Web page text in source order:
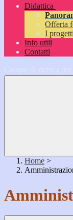
Didattica
Offerta
I
Info utili
Contatti
Home >